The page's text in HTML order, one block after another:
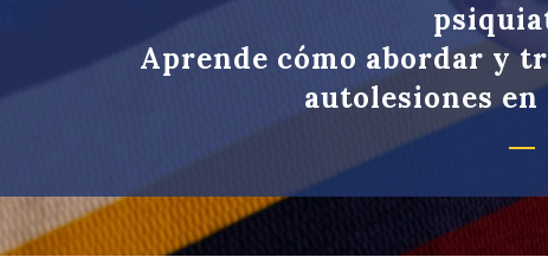
Aprende cómo abordar y
autolesiones en